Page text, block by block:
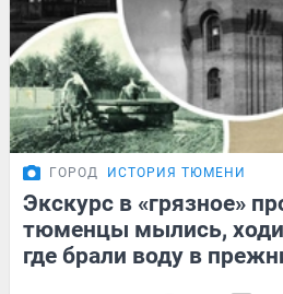
ГОРОД ИСТОРИЯ ТЮМЕНИ
Экскурс в «грязное»
тюменцы мылись,
где брали воду в